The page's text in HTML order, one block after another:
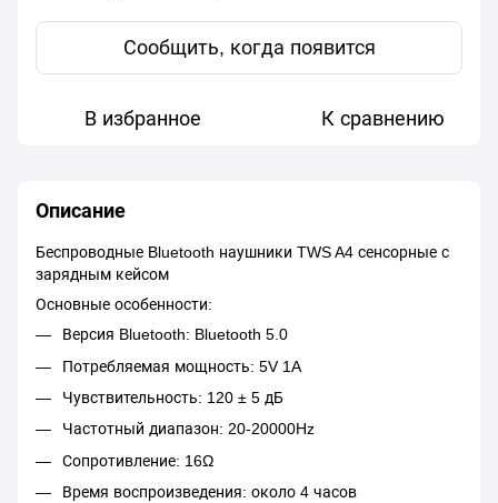
Сообщить, когда появится
В избранное К сравнению
Описание
Беспроводные Bluetooth наушники TWS A4 сенсорные с
зарядным кейсом
Основные особенности:
Версия Bluetooth: Bluetooth 5.0
Потребляемая мощность: 5V 1A
Чувствительность: 120 ± 5 дБ
Частотный диапазон: 20-20000Hz
Сопротивление: 16Ω
Время воспроизведения: около 4 часов